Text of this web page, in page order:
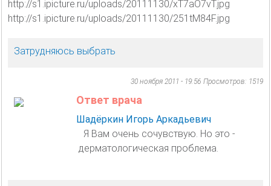
http://s1.ipicture.ru/uploads/20111130/xT7aO7vT.jpg
http://s1.ipicture.ru/uploads/20111130/251tM84F.jpg
Затрудняюсь выбрать
30 ноября 2011 - 19:56 Просмотров: 1519
Ответ врача
Шадёркин Игорь Аркадьевич
Я Вам очень сочувствую. Но это -
дерматологическая проблема.